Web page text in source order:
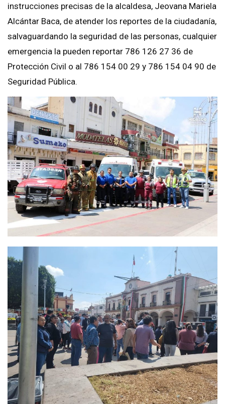
instrucciones precisas de la alcaldesa, Jeovana Mariela
Alcántar Baca, de atender los reportes de la ciudadanía,
salvaguardando la seguridad de las personas, cualquier
emergencia la pueden reportar 786 126 27 36 de
Protección Civil o al 786 154 00 29 y 786 154 04 90 de
Seguridad Pública.